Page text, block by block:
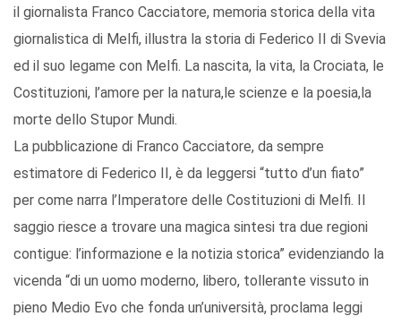
il giornalista Franco Cacciatore, memoria storica della vita
giornalistica di Melfi, illustra la storia di Federico II di Svevia
ed il suo legame con Melfi. La nascita, la vita, la Crociata, le
Costituzioni, l’amore per la natura,le scienze e la poesia,la
morte dello Stupor Mundi.
La pubblicazione di Franco Cacciatore, da sempre
estimatore di Federico II, è da leggersi “tutto d’un fiato”
per come narra l’Imperatore delle Costituzioni di Melfi. Il
saggio riesce a trovare una magica sintesi tra due regioni
contigue: l’informazione e la notizia storica” evidenziando la
vicenda “di un uomo moderno, libero, tollerante vissuto in
pieno Medio Evo che fonda un’università, proclama leggi